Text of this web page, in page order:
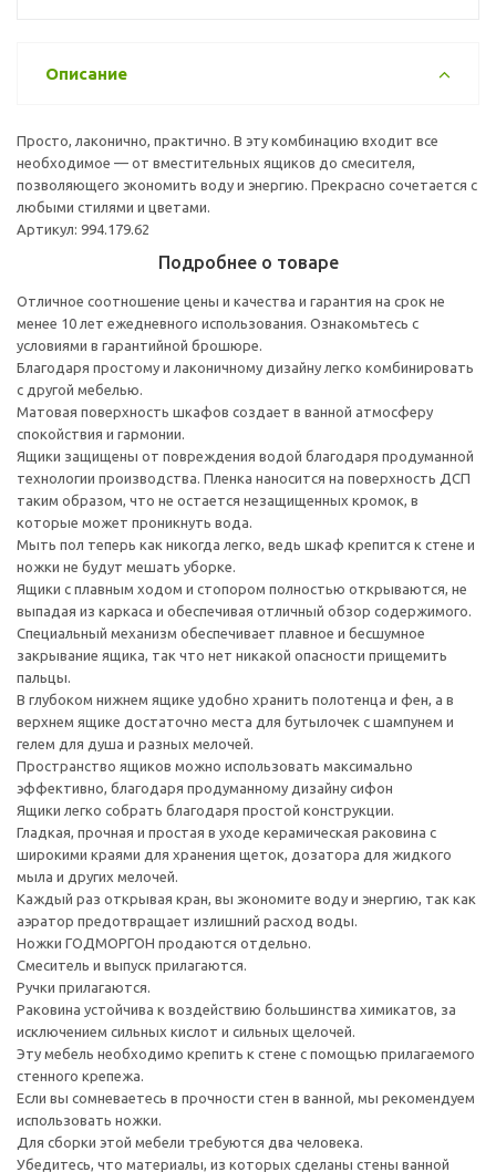
Описание
Просто, лаконично, практично. В эту комбинацию входит все
необходимое — от вместительных ящиков до смесителя,
позволяющего экономить воду и энергию. Прекрасно сочетается с
любыми стилями и цветами.
Артикул: 994.179.62
Подробнее о товаре
Отличное соотношение цены и качества и гарантия на срок не
менее 10 лет ежедневного использования. Ознакомьтесь с
условиями в гарантийной брошюре.
Благодаря простому и лаконичному дизайну легко комбинировать
с другой мебелью.
Матовая поверхность шкафов создает в ванной атмосферу
спокойствия и гармонии.
Ящики защищены от повреждения водой благодаря продуманной
технологии производства. Пленка наносится на поверхность ДСП
таким образом, что не остается незащищенных кромок, в
которые может проникнуть вода.
Мыть пол теперь как никогда легко, ведь шкаф крепится к стене и
ножки не будут мешать уборке.
Ящики с плавным ходом и стопором полностью открываются, не
выпадая из каркаса и обеспечивая отличный обзор содержимого.
Специальный механизм обеспечивает плавное и бесшумное
закрывание ящика, так что нет никакой опасности прищемить
пальцы.
В глубоком нижнем ящике удобно хранить полотенца и фен, а в
верхнем ящике достаточно места для бутылочек с шампунем и
гелем для душа и разных мелочей.
Пространство ящиков можно использовать максимально
эффективно, благодаря продуманному дизайну сифон
Ящики легко собрать благодаря простой конструкции.
Гладкая, прочная и простая в уходе керамическая раковина с
широкими краями для хранения щеток, дозатора для жидкого
мыла и других мелочей.
Каждый раз открывая кран, вы экономите воду и энергию, так как
аэратор предотвращает излишний расход воды.
Ножки ГОДМОРГОН продаются отдельно.
Смеситель и выпуск прилагаются.
Ручки прилагаются.
Раковина устойчива к воздействию большинства химикатов, за
исключением сильных кислот и сильных щелочей.
Эту мебель необходимо крепить к стене с помощью прилагаемого
стенного крепежа.
Если вы сомневаетесь в прочности стен в ванной, мы рекомендуем
использовать ножки.
Для сборки этой мебели требуются два человека.
Убедитесь, что материалы, из которых сделаны стены ванной